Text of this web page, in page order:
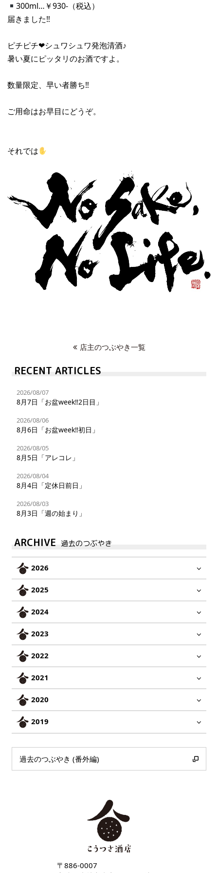
300ml…￥930-（税込）
届きました‼︎
ピチピチ❤︎シュワシュワ発泡清酒♪
暑い夏にピッタリのお酒ですよ。
数量限定、早い者勝ち‼︎
ご用命はお早目にどうぞ。
それでは
店主のつぶやき一覧
RECENT ARTICLES
2026/08/07
8月7日「お盆week‼︎2日目」
2026/08/06
8月6日「お盆week‼︎初日」
2026/08/05
8月5日「アレコレ」
2026/08/04
8月4日「定休日前日」
2026/08/03
8月3日「週の始まり」
ARCHIVE 過去のつぶやき
2026
2025
2024
2023
2022
2021
2020
2019
過去のつぶやき (番外編)
〒886-0007